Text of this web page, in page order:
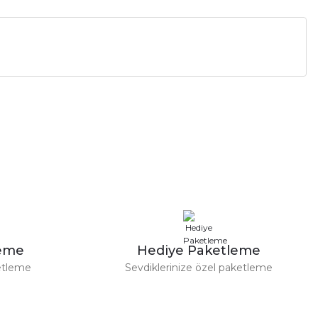
Hediye Paketleme
Sevdiklerinize özel paketleme